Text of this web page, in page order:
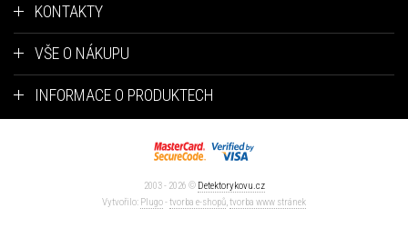
KONTAKTY
VŠE O NÁKUPU
INFORMACE O PRODUKTECH
2003 - 2026 © Detektorykovu.cz
Vytvořilo: Plugo- tvorba e-shopů,tvorba www stránek